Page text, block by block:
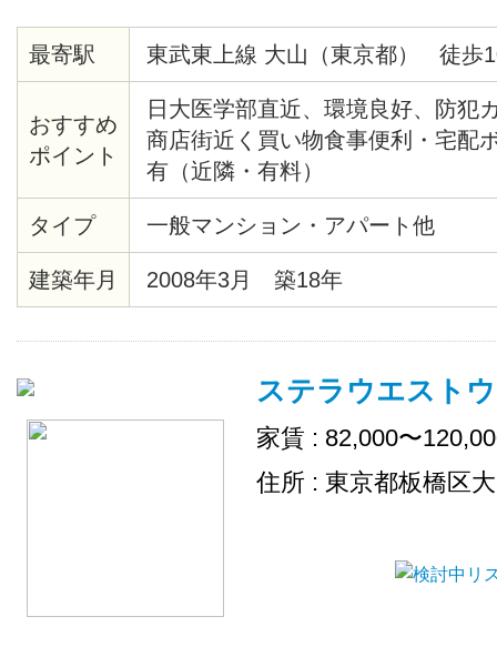
最寄駅 東武東上線 大山（東京都） 徒歩
おすすめ
ポイント
日大医学部直近、環境良好、防犯
商店街近く買い物食事便利・宅配
有（近隣・有料）
タイプ 一般マンション・アパート他
建築年月 2008年3月 築18年
ステラウエスト
家賃 : 82,000〜
住所 : 東京都板橋区